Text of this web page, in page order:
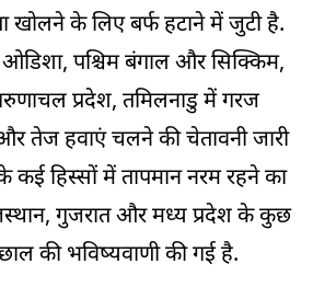
खोलने के लिए बर्फ हटाने में जुटी है.
पश्चिम बंगाल और सिक्किम,
प्रदेश, तमिलनाडु में गरज
तेज हवाएं चलने की चेतावनी जारी
कई हिस्सों में तापमान नरम रहने का
गुजरात और मध्य प्रदेश के कुछ
की भविष्यवाणी की गई है.